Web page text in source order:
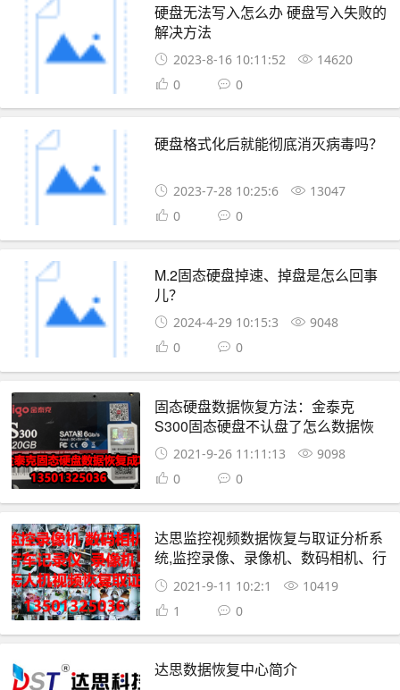
硬盘无法写入怎么办 硬盘写入失败的
解决方法
2023-8-16 10:11:52
14620
0
0
硬盘格式化后就能彻底消灭病毒吗？
2023-7-28 10:25:6
13047
0
0
M.2固态硬盘掉速、掉盘是怎么回事
儿？
2024-4-29 10:15:3
9048
0
0
固态硬盘数据恢复方法：金泰克
S300固态硬盘不认盘了怎么数据恢
复？SSD数据恢复成功案例
2021-9-26 11:11:13
9098
0
0
达思监控视频数据恢复与取证分析系
统,监控录像、录像机、数码相机、行
车记录仪、无人机等数据恢复服务
2021-9-11 10:2:1
10419
1
0
达思数据恢复中心简介